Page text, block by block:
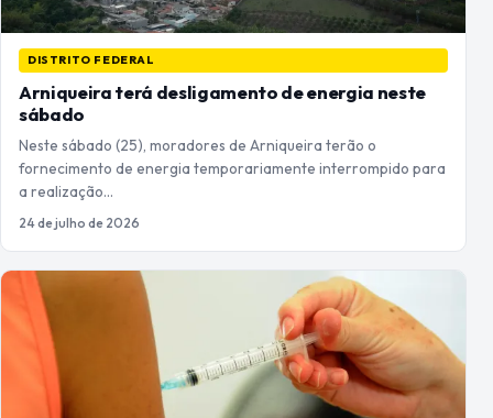
DISTRITO FEDERAL
Arniqueira terá desligamento de energia neste
sábado
Neste sábado (25), moradores de Arniqueira terão o
fornecimento de energia temporariamente interrompido para
a realização…
24 de julho de 2026